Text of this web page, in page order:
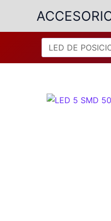
contenido